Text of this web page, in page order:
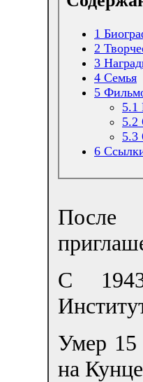
1
2
3
4 Семья
5
5.1
5.2
5.3
6
После
С
Умер 15
на